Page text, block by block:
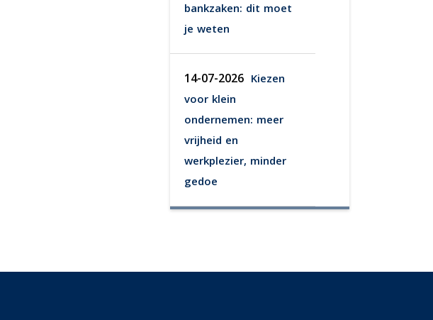
bankzaken: dit moet
je weten
14-07-2026 Kiezen
voor klein
ondernemen: meer
vrijheid en
werkplezier, minder
gedoe